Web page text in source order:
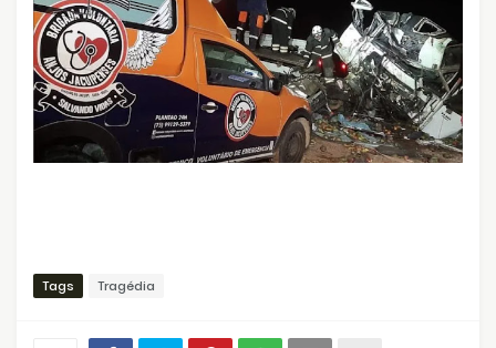
Tags Tragédia